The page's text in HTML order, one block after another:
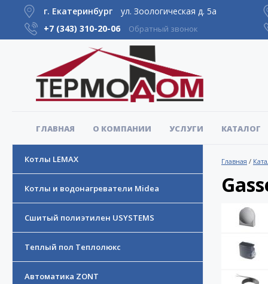
г. Екатеринбург
ул. Зоологическая д. 5а
+7 (343) 310-20-06 Обратный звонок
ГЛАВНАЯ О КОМПАНИИ УСЛУГИ КАТАЛОГ
Котлы LEMAX
Котлы и водонагреватели Midea
Сшитый полиэтилен USYSTEMS
Теплый пол Теплолюкс
Автоматика ZONT
Главная /